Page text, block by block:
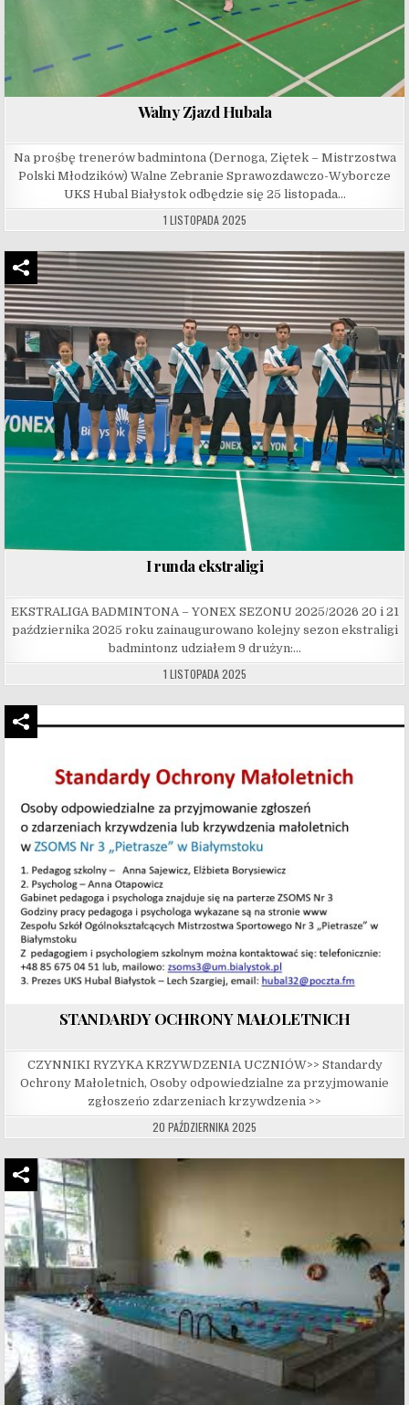
Walny Zjazd Hubala
Na prośbę trenerów badmintona (Dernoga, Ziętek – Mistrzostwa
Polski Młodzików) Walne Zebranie Sprawozdawczo-Wyborcze
UKS Hubal Białystok odbędzie się 25 listopada…
1 LISTOPADA 2025
I runda ekstraligi
EKSTRALIGA BADMINTONA – YONEX SEZONU 2025/2026 20 i 21
października 2025 roku zainaugurowano kolejny sezon ekstraligi
badmintonz udziałem 9 drużyn:…
1 LISTOPADA 2025
STANDARDY OCHRONY MAŁOLETNICH
CZYNNIKI RYZYKA KRZYWDZENIA UCZNIÓW>> Standardy
Ochrony Małoletnich, Osoby odpowiedzialne za przyjmowanie
zgłoszeńo zdarzeniach krzywdzenia >>
20 PAŹDZIERNIKA 2025